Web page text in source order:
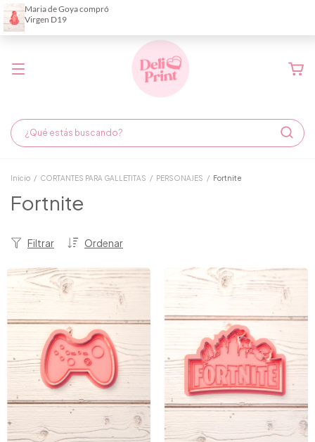
Demora de fabricación hasta 6 días hábiles
Inicio / CORTANTES PARA GALLETITAS / PERSONAJES / Fortnite
Fortnite
Ordenar
Filtrar